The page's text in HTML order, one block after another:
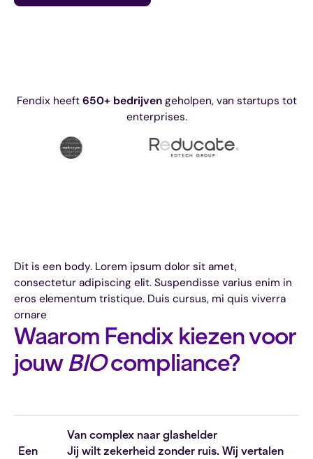
Fendix heeft 650+ bedrijvengeholpen, van startups tot
enterprises.
Dit is een body. Lorem ipsum dolor sit amet,
consectetur adipiscing elit. Suspendisse varius enim in
eros elementum tristique. Duis cursus, mi quis viverra
ornare
Waarom Fendix kiezen voor
jouwBIOcompliance?
Een
Van complex naar glashelder
Jij wilt zekerheid zonder ruis. Wij vertalen